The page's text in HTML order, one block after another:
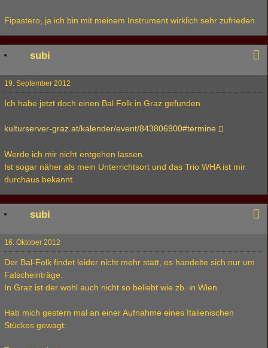
Fipastero, ja ich bin mit meinem Instrument wirklich sehr zufrieden.
subi
19. September 2012
Ich habe jetzt doch einen Bal Folk in Graz gefunden.
kulturserver-graz.at/kalender/event/843806900#termine
Werde ich mir nicht entgehen lassen.
Ist sogar näher als mein Unterrichtsort und das Trio WHA ist mir
durchaus bekannt.
subi
16. Oktober 2012
Der Bal-Folk findet leider nicht mehr statt, es handelte sich nur um
Falscheinträge.
In Graz ist der wohl auch nicht so beliebt wie zb. in Wien.
Hab mich gestern mal an einer Aufnahme eines Italienischen
Stückes gewagt: